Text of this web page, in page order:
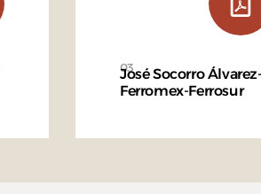
03
José Socorro
Ferromex-Ferrosur